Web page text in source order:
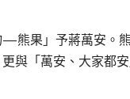
熊果」予蔣萬安。
與「萬安、大家都